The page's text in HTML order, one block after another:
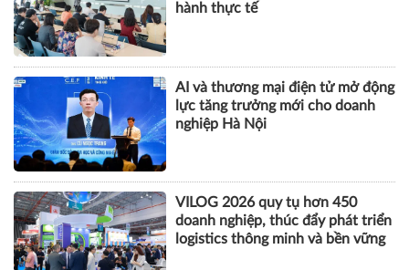
hành thực tế
AI và thương mại điện tử mở động
lực tăng trưởng mới cho doanh
nghiệp Hà Nội
VILOG 2026 quy tụ hơn 450
doanh nghiệp, thúc đẩy phát triển
logistics thông minh và bền vững